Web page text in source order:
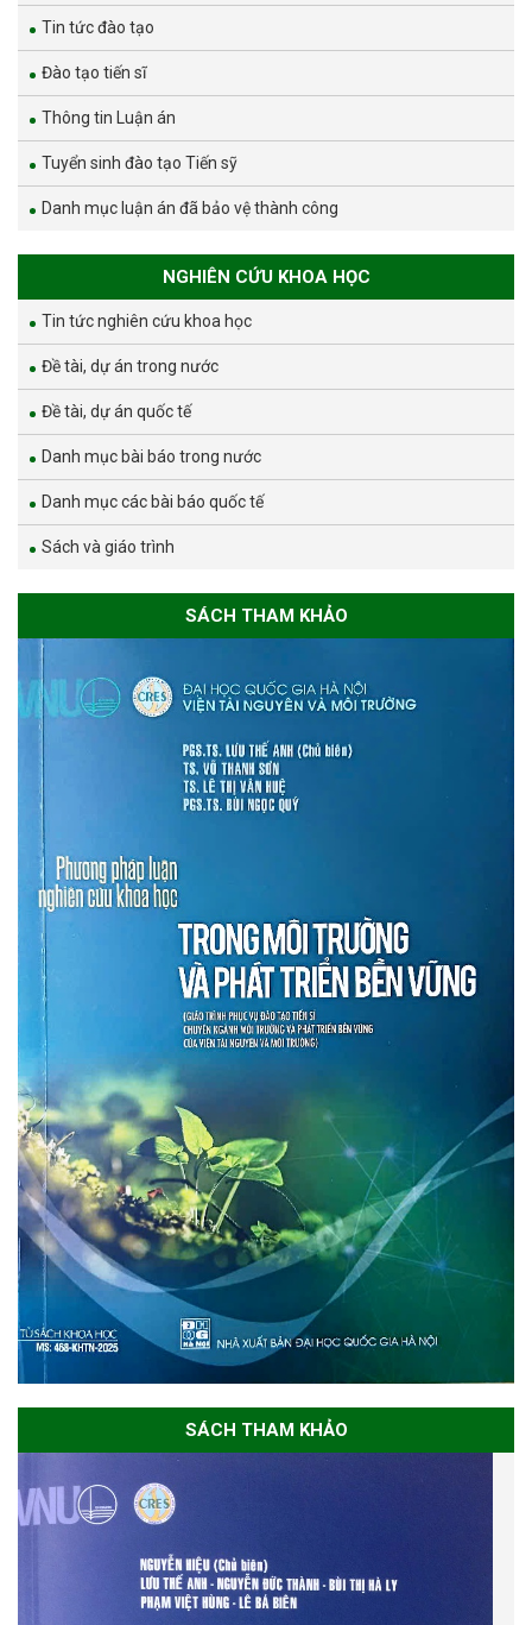
Tin tức đào tạo
Đào tạo tiến sĩ
Thông tin Luận án
Tuyển sinh đào tạo Tiến sỹ
Danh mục luận án đã bảo vệ thành công
NGHIÊN CỨU KHOA HỌC
Tin tức nghiên cứu khoa học
Đề tài, dự án trong nước
Đề tài, dự án quốc tế
Danh mục bài báo trong nước
Danh mục các bài báo quốc tế
Sách và giáo trình
SÁCH THAM KHẢO
SÁCH THAM KHẢO